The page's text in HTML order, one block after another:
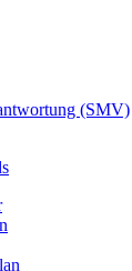
(SMV)